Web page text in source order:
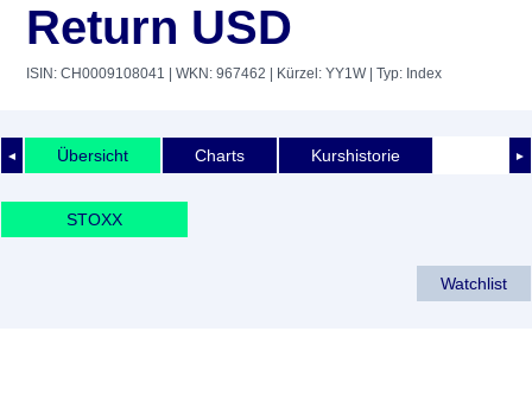
Return USD
ISIN: CH0009108041 | WKN: 967462 | Kürzel: YY1W| Typ: Index
◄ ►
Übersicht Charts Kurshistorie
STOXX
Watchlist